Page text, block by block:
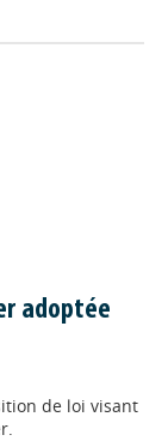
adoptée
de loi visant